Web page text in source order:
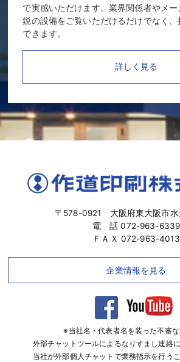
で実感いただけます。業界関係者やメ
鋭の設備をご覧いただけるだけでなく、
できます。
詳しく見る
〒578-0921 大阪府東大阪市水
電 話 072-963-6339
ＦＡＸ 072-963-4013
企業情報を見る
※当社名・代表者名を装った不審
外部チャットツールによるなりすまし連絡に
当社が外部個人チャットで業務指示を行う